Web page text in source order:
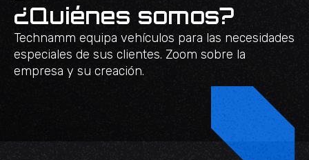
¿Quiénes somos?
Technamm equipa vehículos para las necesidades
especiales de sus clientes. Zoom sobre la
empresa y su creación.